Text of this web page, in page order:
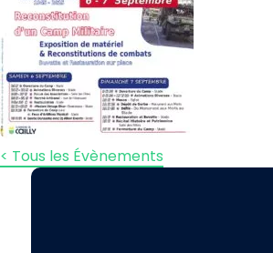
< Tous les Évènements